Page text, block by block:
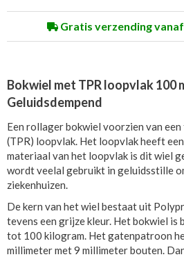
Gratis verzending vanaf
Bokwiel met TPR loopvlak 100
Geluidsdempend
Een rollager bokwiel voorzien van
(TPR) loopvlak. Het loopvlak heeft
materiaal van het loopvlak is dit wiel
wordt veelal gebruikt in geluidsstille
ziekenhuizen.
De kern van het wiel bestaat uit
tevens een grijze kleur. Het bokwiel is
tot 100 kilogram. Het gatenpatroon
millimeter met 9 millimeter bouten.